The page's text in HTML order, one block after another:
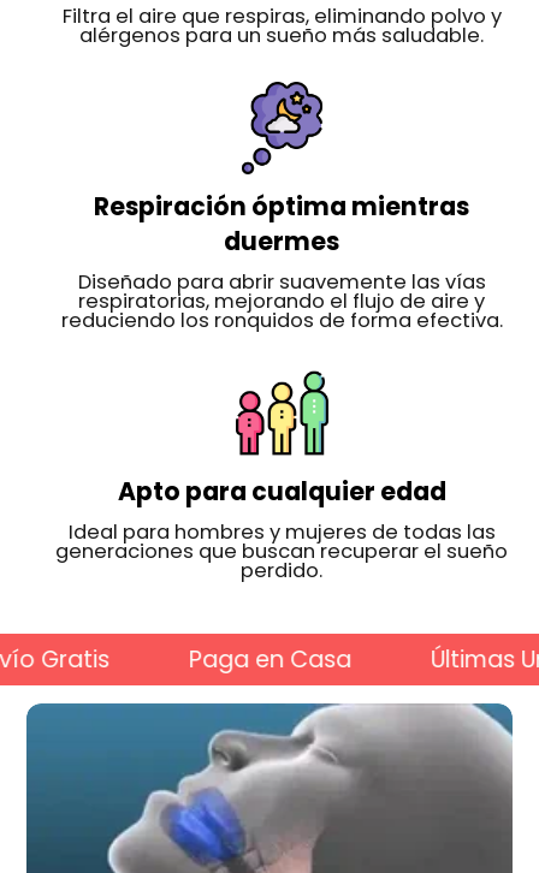
Filtra el aire que respiras, eliminando polvo y
alérgenos para un sueño más saludable.
Respiración óptima mientras
duermes
Diseñado para abrir suavemente las vías
respiratorias, mejorando el flujo de aire y
reduciendo los ronquidos de forma efectiva.
Apto para cualquier edad
Ideal para hombres y mujeres de todas las
generaciones que buscan recuperar el sueño
perdido.
Paga en Casa Últimas